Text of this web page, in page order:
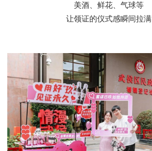
美酒、鲜花、气球等
让领证的仪式感瞬间拉满